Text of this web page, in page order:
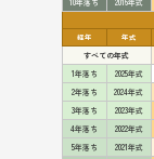
10年落ち
2016年式
経年
年式
すべての年式
1年落ち
2025年式
2年落ち
2024年式
3年落ち
2023年式
4年落ち
2022年式
5年落ち
2021年式